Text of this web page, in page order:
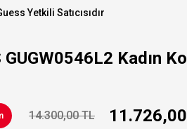
Yetkili Satıcısıdır
GUGW0546L2 Kadın
14.300,00 TL